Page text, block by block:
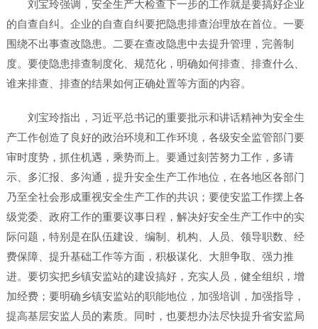
刘宝玲强调，安全生产大检查下一步的工作就是要搞好企业
的自查自纠。企业的自查自纠要把隐患排查治理放在首位。一要
围绕不出事查改隐患。二要在查改隐患中去提升管理，完善制
度。要使隐患排查制度化、规范化，明确如何排查、排查什么、
谁来排查、排查的结果如何正确处置等方面的内容。
刘宝玲指出，习近平总书记的重要批示和讲话精神为安全生
产工作创造了良好的政治环境和工作环境，各级安全监管部门要
审时度势，抓住机遇，乘势而上。要通过刻苦努力工作，多请
示、多汇报、多沟通，提升安全生产工作地位，在各地区各部门
乃至全社会形成重视安全生产工作的共识；要使安监工作摆上各
级党委、政府工作的重要议事日程，解决好安全生产工作中的实
际问题，特别是在队伍建设、编制、机构、人员、领导职数、经
费保障、提升基础工作等方面，积极谋化、大胆争取、强力推
进。要切实把乡镇安监站的建设搞好，充实人员，健全组织，增
加经费；要明确乡镇安监站的职能地位，加强培训，加强指导，
提高基层安监人员的素质。同时，也要想办法尽快提升省安监局